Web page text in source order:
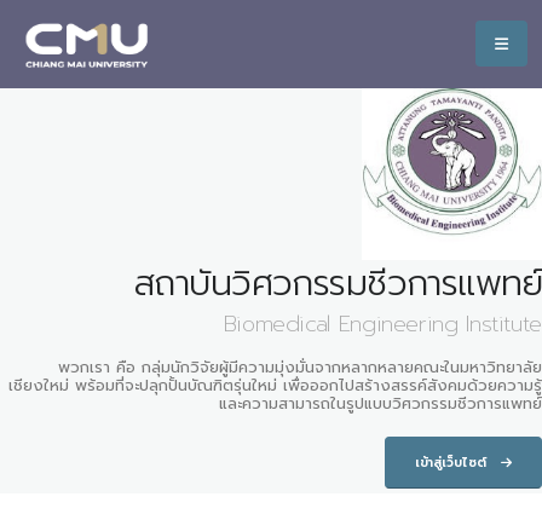
สถาบันวิศวกรรมชีวการแพทย์
Biomedical Engineering Institute
พวกเรา คือ กลุ่มนักวิจัยผู้มีความมุ่งมั่นจากหลากหลายคณะในมหาวิทยาลัย
เชียงใหม่ พร้อมที่จะปลุกปั้นบัณฑิตรุ่นใหม่ เพื่อออกไปสร้างสรรค์สังคมด้วยความรู้
และความสามารถในรูปแบบวิศวกรรมชีวการแพทย์
เข้าสู่เว็บไซต์